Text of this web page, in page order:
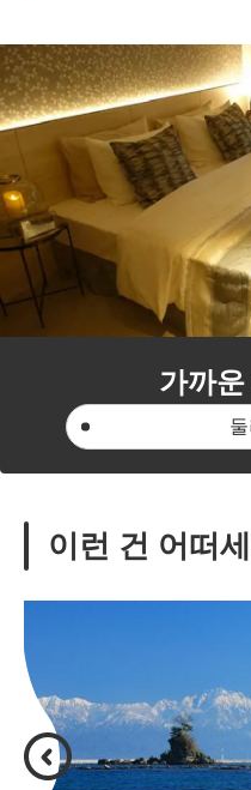
가까운
둘
이런 건 어떠